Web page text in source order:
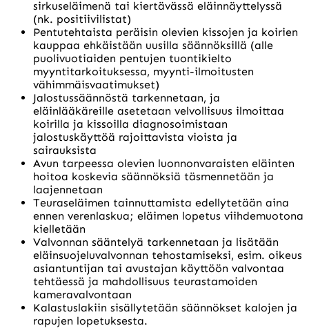
sirkuseläimenä tai kiertävässä eläinnäyttelyssä
(nk. positiivilistat)
Pentutehtaista peräisin olevien kissojen ja koirien
kauppaa ehkäistään uusilla säännöksillä (alle
puolivuotiaiden pentujen tuontikielto
myyntitarkoituksessa, myynti-ilmoitusten
vähimmäisvaatimukset)
Jalostussäännöstä tarkennetaan, ja
eläinlääkäreille asetetaan velvollisuus ilmoittaa
koirilla ja kissoilla diagnosoimistaan
jalostuskäyttöä rajoittavista vioista ja
sairauksista
Avun tarpeessa olevien luonnonvaraisten eläinten
hoitoa koskevia säännöksiä täsmennetään ja
laajennetaan
Teuraseläimen tainnuttamista edellytetään aina
ennen verenlaskua; eläimen lopetus viihdemuotona
kielletään
Valvonnan sääntelyä tarkennetaan ja lisätään
eläinsuojeluvalvonnan tehostamiseksi, esim. oikeus
asiantuntijan tai avustajan käyttöön valvontaa
tehtäessä ja mahdollisuus teurastamoiden
kameravalvontaan
Kalastuslakiin sisällytetään säännökset kalojen ja
rapujen lopetuksesta.